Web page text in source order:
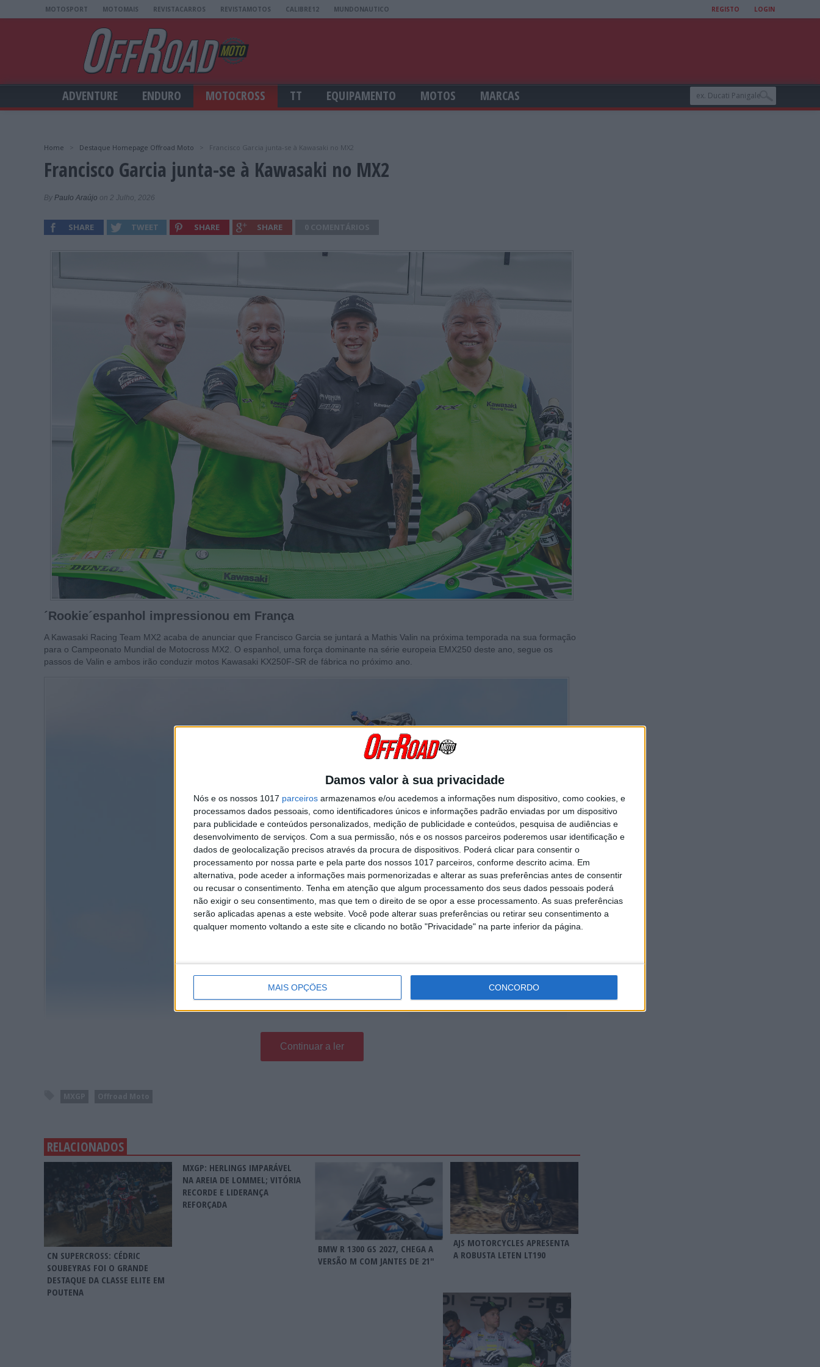
Damos valor à sua privacidade
Nós e os nossos 1017 parceiros armazenamos e/ou acedemos a informações num dispositivo, como cookies, e
processamos dados pessoais, como identificadores únicos e informações padrão enviadas por um dispositivo
para publicidade e conteúdos personalizados, medição de publicidade e conteúdos, pesquisa de audiências e
desenvolvimento de serviços. Com a sua permissão, nós e os nossos parceiros poderemos usar identificação e
dados de geolocalização precisos através da procura de dispositivos. Poderá clicar para consentir o
processamento por nossa parte e pela parte dos nossos 1017 parceiros, conforme descrito acima. Em
alternativa, pode aceder a informações mais pormenorizadas e alterar as suas preferências antes de consentir
ou recusar o consentimento. Tenha em atenção que algum processamento dos seus dados pessoais poderá
não exigir o seu consentimento, mas que tem o direito de se opor a esse processamento. As suas preferências
serão aplicadas apenas a este website. Você pode alterar suas preferências ou retirar seu consentimento a
qualquer momento voltando a este site e clicando no botão "Privacidade" na parte inferior da página.
MAIS OPÇÕES CONCORDO
MOTOSPORT MOTOMAIS REVISTACARROS REVISTAMOTOS CALIBRE12 MUNDONAUTICO REGISTO LOGIN
ADVENTURE ENDURO MOTOCROSS TT EQUIPAMENTO MOTOS MARCAS
Home Destaque Homepage Offroad Moto Francisco Garcia junta-se à Kawasaki no MX2
Francisco Garcia junta-se à Kawasaki no MX2
By Paulo Araújo on 2 Julho, 2026
SHARE TWEET SHARE SHARE
´Rookie´espanhol impressionou em França
A Kawasaki Racing Team MX2 acaba de anunciar que Francisco Garcia se juntará a Mathis Valin na próxima temporada na sua formação
para o Campeonato Mundial de Motocross MX2. O espanhol, uma força dominante na série europeia EMX250 deste ano, segue os
passos de Valin e ambos irão conduzir motos Kawasaki KX250F-SR de fábrica no próximo ano.
Continuar a ler
RELACIONADOS
CN SUPERCROSS: CÉDRIC
SOUBEYRAS FOI O GRANDE
DESTAQUE DA CLASSE ELITE EM
POUTENA
MXGP: HERLINGS IMPARÁVEL
NA AREIA DE LOMMEL; VITÓRIA
RECORDE E LIDERANÇA
REFORÇADA
BMW R 1300 GS 2027, CHEGA A
VERSÃO M COM JANTES DE 21″
AJS MOTORCYCLES APRESENTA
A ROBUSTA LETEN LT190